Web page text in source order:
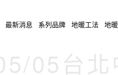
最新消息 系列品牌 地暖工法 地